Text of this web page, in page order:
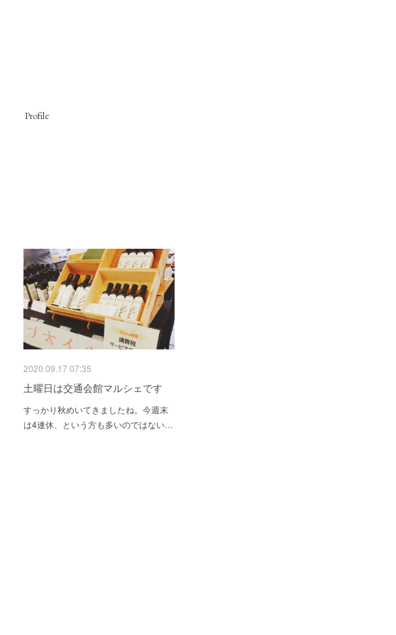
Profile
2020.09.17 07:35
土曜日は交通会館マルシェです
すっかり秋めいてきましたね。今週末
は4連休、という方も多いのではない…